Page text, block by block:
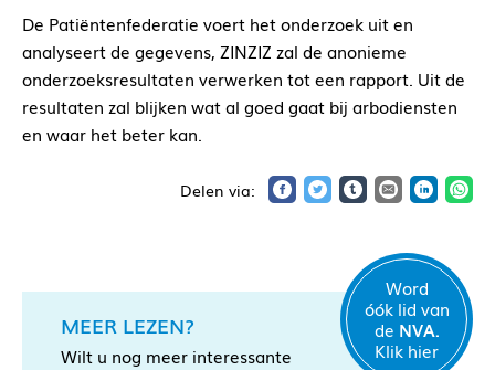
De Patiëntenfederatie voert het onderzoek uit en
analyseert de gegevens, ZINZIZ zal de anonieme
onderzoeksresultaten verwerken tot een rapport. Uit de
resultaten zal blijken wat al goed gaat bij arbodiensten
en waar het beter kan.
MEER LEZEN?
Wilt u nog meer interessante
Word
óók lid van
de NVA.
Klik hier